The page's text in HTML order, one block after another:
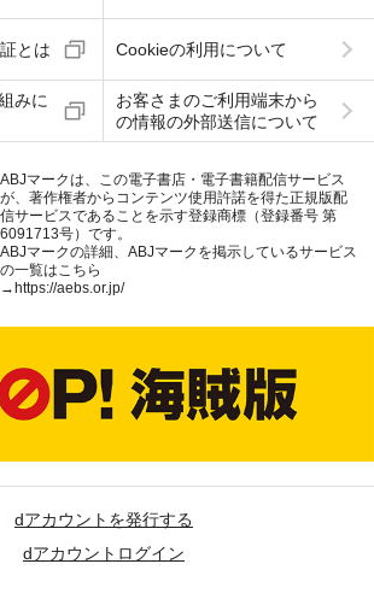
とは Cookieの利用について
みに
お客さまのご利用端末から
の情報の外部送信について
ABJマークは、この電子書店・電子書籍配信サービス
が、著作権者からコンテンツ使用許諾を得た正規版配
信サービスであることを示す登録商標（登録番号 第
6091713号）です。
ABJマークの詳細、ABJマークを掲示しているサービス
の一覧はこちら
→ https://aebs.or.jp/
dアカウントを発行する
dアカウントログイン